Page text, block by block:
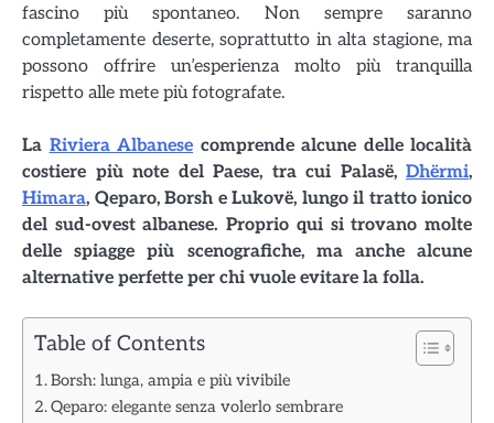
fascino più spontaneo. Non sempre saranno
completamente deserte, soprattutto in alta stagione, ma
possono offrire un’esperienza molto più tranquilla
rispetto alle mete più fotografate.
La Riviera Albanese comprende alcune delle località
costiere più note del Paese, tra cui Palasë, Dhërmi,
Himara, Qeparo, Borsh e Lukovë, lungo il tratto ionico
del sud-ovest albanese. Proprio qui si trovano molte
delle spiagge più scenografiche, ma anche alcune
alternative perfette per chi vuole evitare la folla.
Table of Contents
Borsh: lunga, ampia e più vivibile
Qeparo: elegante senza volerlo sembrare